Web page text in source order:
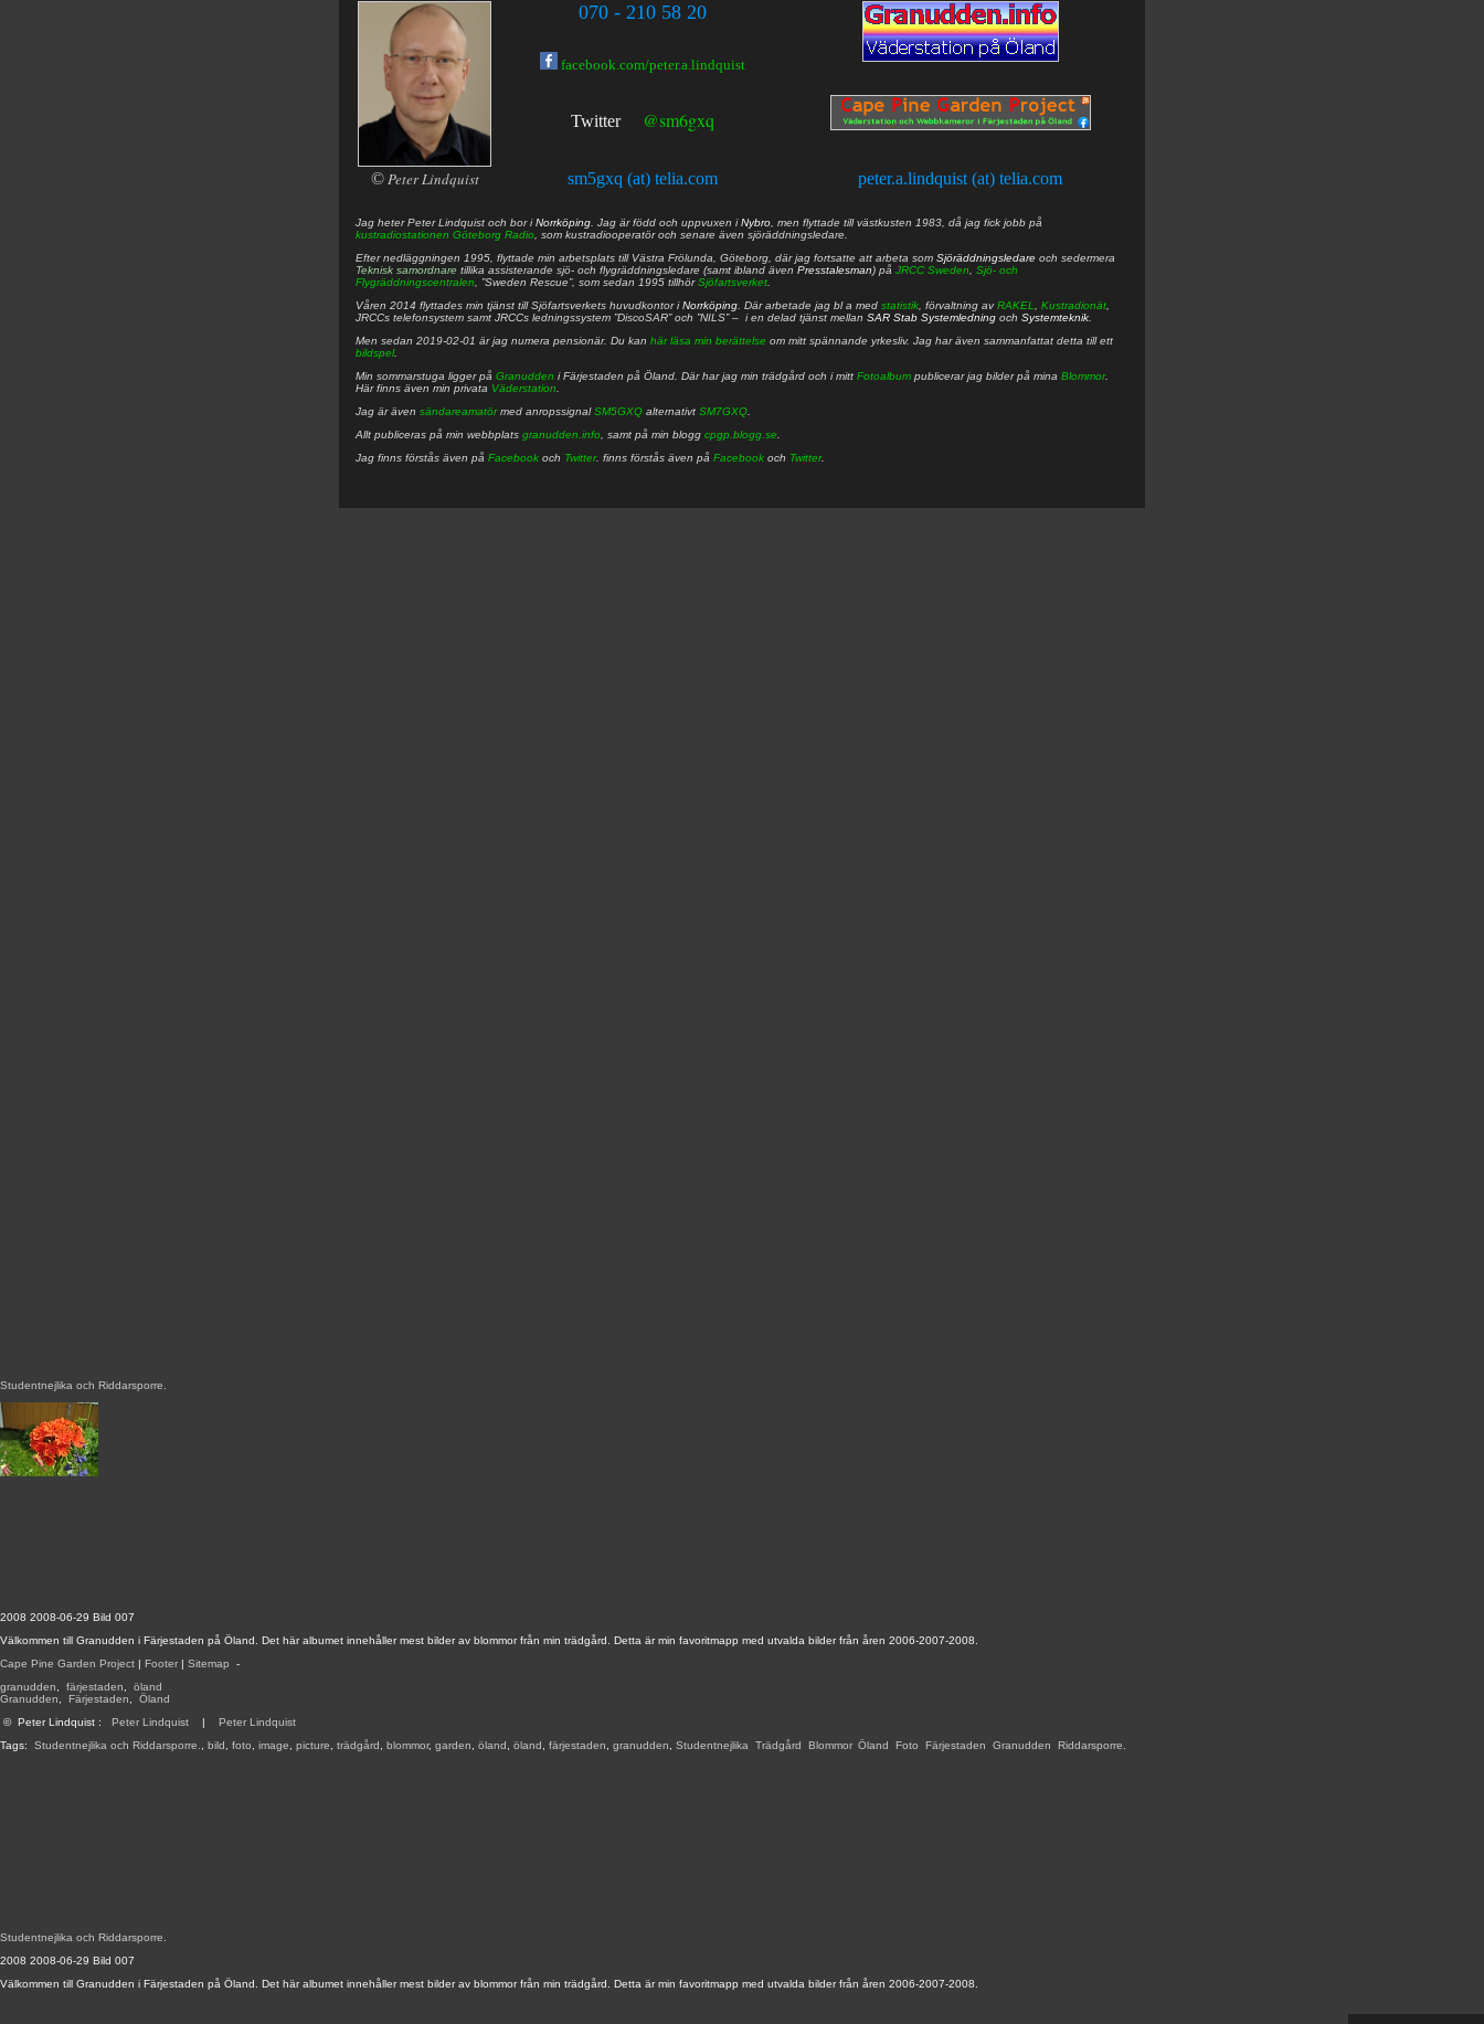
2008 2008-06-29 Bild 007
Välkommen till Granudden i Färjestaden på Öland. Det här albumet innehåller mest bilder av blommor från min trädgård. Detta är min favoritmapp med utvalda bilder från åren 2006-2007-2008.
Cape Pine Garden Project | Footer | Sitemap -
granudden
färjestaden
öland
Granudden
Färjestaden
Öland
© Peter Lindquist : Peter Lindquist | Peter Lindquist
Tags: Studentnejlika och Riddarsporre. bild foto image picture trädgård blommor, garden öland öland färjestaden granudden Studentnejlika Trädgård Blommor, Öland Foto Färjestaden Granudden Riddarsporre.
Studentnejlika och Riddarsporre.
Studentnejlika och Riddarsporre.
2008 2008-06-29 Bild 007
Välkommen till Granudden i Färjestaden på Öland. Det här albumet innehåller mest bilder av blommor från min trädgård. Detta är min favoritmapp med utvalda bilder från åren 2006-2007-2008.
© Peter Lindquist
070 - 210 58 20
facebook.com/peter.a.lindquist
Twitter @sm6gxq
sm5gxq (at) telia.com peter.a.lindquist (at) telia.com
Jag heterPeter Lindquist och bor iNorrköping . Jag är född och uppvuxen iNybro , men flyttade till västkusten 1983, då jag fick jobb på
kustradiostationen Göteborg Radio , som kustradiooperatör och senare även sjöräddningsledare.
Efter nedläggningen 1995, flyttade min arbetsplats till Västra Frölunda, Göteborg, där jag fortsatte att arbeta som Sjöräddningsledare och sedermera
Teknisk samordnare tillika assisterande sjö- och flygräddningsledare (samt ibland även Presstalesman) på JRCC Sweden
Sjö- och
Flygräddningscentralen , ”Sweden Rescue”, som sedan 1995 tillhörSjöfartsverket
Våren 2014 flyttades min tjänst till Sjöfartsverkets huvudkontor iNorrköping . Där arbetade jag bl a med statistik , förvaltning avRAKEL Kustradionät
JRCCs telefonsystem samt JRCCs ledningssystem ”DiscoSAR” och ”NILS” – i en delad tjänst mellan SAR Stab Systemledning och Systemteknik
Men sedan 2019-02-01 är jag numera pensionär. Du kan här läsa min berättelse om mitt spännande yrkesliv. Jag har även sammanfattat detta till ett
bildspel.
Min sommarstuga ligger på Granudden i Färjestaden på Öland. Där har jag min trädgård och i mitt Fotoalbum publicerar jag bilder på mina Blommor.
Här finns även min privata Väderstation
Jag är även sändareamatörmed anropssignalSM5GXQ alternativt SM7GXQ
Allt publiceras på min webbplats granudden.info , samt på min blogg cpgp.blogg.se
Jag finns förstås även på Facebook och Twitter. finns förstås även på Facebook och Twitter.